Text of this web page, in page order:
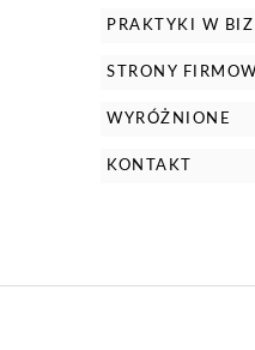
PRAKTYKI W
STRONY
WYRÓŻNIONE
KONTAKT